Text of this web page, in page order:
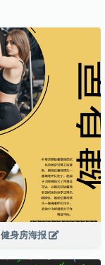
健身房海报